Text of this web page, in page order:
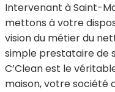
Intervenant à Saint-
mettons à votre
vision du métier du
simple prestataire de
C’Clean est le
maison, votre société